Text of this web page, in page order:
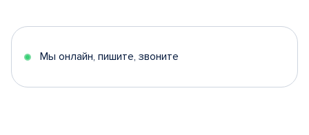
Мы онлайн, пишите, звоните